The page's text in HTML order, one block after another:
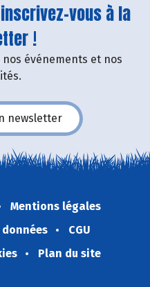
vous à la
!
événements et nos
newsletter
Mentions légales
CGU
Plan du site